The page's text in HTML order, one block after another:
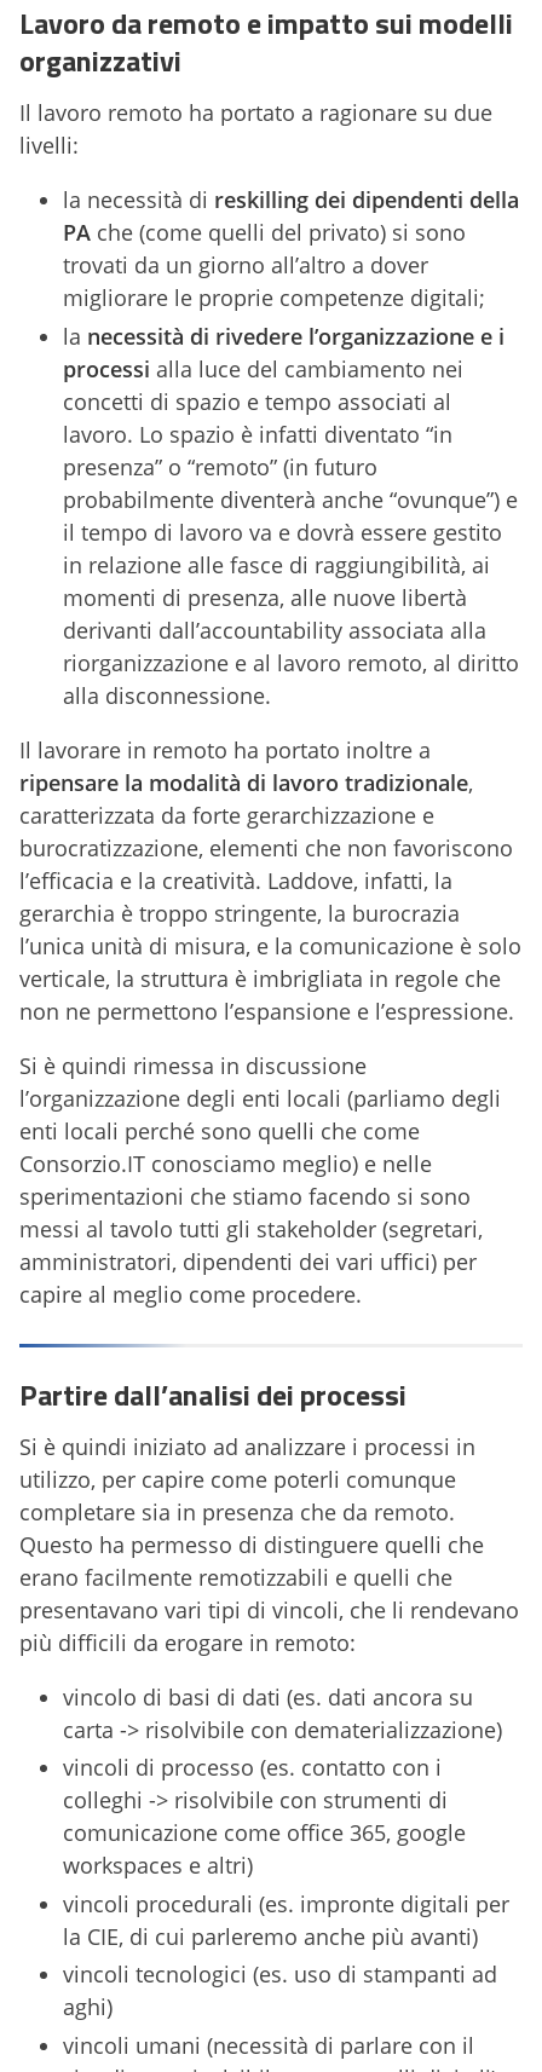
Lavoro da remoto e impatto sui modelli
organizzativi
Il lavoro remoto ha portato a ragionare su due
livelli:
la necessità di reskilling dei dipendenti della
PA che (come quelli del privato) si sono
trovati da un giorno all’altro a dover
migliorare le proprie competenze digitali;
la necessità di rivedere l’organizzazione e i
processi alla luce del cambiamento nei
concetti di spazio e tempo associati al
lavoro. Lo spazio è infatti diventato “in
presenza” o “remoto” (in futuro
probabilmente diventerà anche “ovunque”) e
il tempo di lavoro va e dovrà essere gestito
in relazione alle fasce di raggiungibilità, ai
momenti di presenza, alle nuove libertà
derivanti dall’accountability associata alla
riorganizzazione e al lavoro remoto, al diritto
alla disconnessione.
Il lavorare in remoto ha portato inoltre a
ripensare la modalità di lavoro tradizionale,
caratterizzata da forte gerarchizzazione e
burocratizzazione, elementi che non favoriscono
l’efficacia e la creatività. Laddove, infatti, la
gerarchia è troppo stringente, la burocrazia
l’unica unità di misura, e la comunicazione è solo
verticale, la struttura è imbrigliata in regole che
non ne permettono l’espansione e l’espressione.
Si è quindi rimessa in discussione
l’organizzazione degli enti locali (parliamo degli
enti locali perché sono quelli che come
Consorzio.IT conosciamo meglio) e nelle
sperimentazioni che stiamo facendo si sono
messi al tavolo tutti gli stakeholder (segretari,
amministratori, dipendenti dei vari uffici) per
capire al meglio come procedere.
Partire dall’analisi dei processi
Si è quindi iniziato ad analizzare i processi in
utilizzo, per capire come poterli comunque
completare sia in presenza che da remoto.
Questo ha permesso di distinguere quelli che
erano facilmente remotizzabili e quelli che
presentavano vari tipi di vincoli, che li rendevano
più difficili da erogare in remoto:
vincolo di basi di dati (es. dati ancora su
carta -> risolvibile con dematerializzazione)
vincoli di processo (es. contatto con i
colleghi -> risolvibile con strumenti di
comunicazione come office 365, google
workspaces e altri)
vincoli procedurali (es. impronte digitali per
la CIE, di cui parleremo anche più avanti)
vincoli tecnologici (es. uso di stampanti ad
aghi)
vincoli umani (necessità di parlare con il